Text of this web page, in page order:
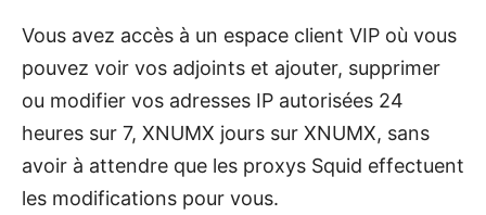
Vous avez accès à un espace client VIP où vous
pouvez voir vos adjoints et ajouter, supprimer
ou modifier vos adresses IP autorisées 24
heures sur 7, XNUMX jours sur XNUMX, sans
avoir à attendre que les proxys Squid effectuent
les modifications pour vous.